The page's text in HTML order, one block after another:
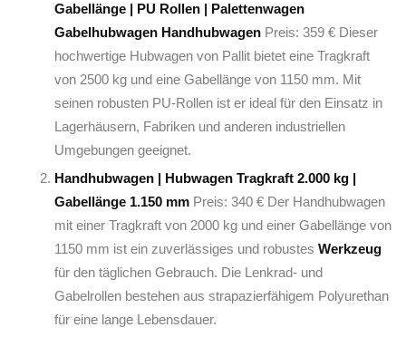
Gabellänge | PU Rollen | Palettenwagen
Gabelhubwagen Handhubwagen Preis: 359 € Dieser
hochwertige Hubwagen von Pallit bietet eine Tragkraft
von 2500 kg und eine Gabellänge von 1150 mm. Mit
seinen robusten PU-Rollen ist er ideal für den Einsatz in
Lagerhäusern, Fabriken und anderen industriellen
Umgebungen geeignet.
Handhubwagen | Hubwagen Tragkraft 2.000 kg |
Gabellänge 1.150 mm Preis: 340 € Der Handhubwagen
mit einer Tragkraft von 2000 kg und einer Gabellänge von
1150 mm ist ein zuverlässiges und robustes Werkzeug
für den täglichen Gebrauch. Die Lenkrad- und
Gabelrollen bestehen aus strapazierfähigem Polyurethan
für eine lange Lebensdauer.